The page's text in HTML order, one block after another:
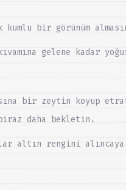
bir görünüm
gelene kadar
bir zeytin koyup
daha bekletin.
altın rengini